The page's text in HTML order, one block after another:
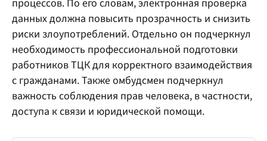
процессов. По его словам, электронная проверка
данных должна повысить прозрачность и снизить
риски злоупотреблений. Отдельно он подчеркнул
необходимость профессиональной подготовки
работников ТЦК для корректного взаимодействия
с гражданами. Также омбудсмен подчеркнул
важность соблюдения прав человека, в частности,
доступа к связи и юридической помощи.